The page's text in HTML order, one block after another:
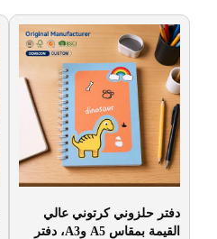
دفتر حلزوني كرتوني عالي
القيمة بمقاس A5 وA3، دفتر